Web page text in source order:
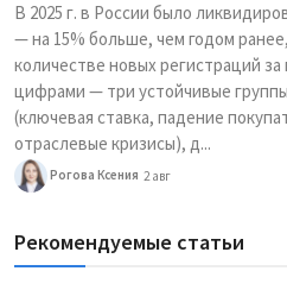
В 2025 г. в России было
— на 15% больше, чем годом
количестве новых регистраций
цифрами — три устойчивые
(ключевая ставка, падение
отраслевые кризисы), д...
Рогова Ксения 2 авг
Рекомендуемые статьи